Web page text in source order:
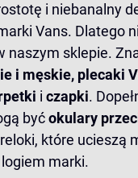
i niebanalny
Vans. Dlatego
naszym sklepie.
i męskie, plecaki
i czapki.
byćokulary
które ucieszą
marki.